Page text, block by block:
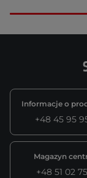
Informacje o
+48 45 95
Magazyn
+48 51 02